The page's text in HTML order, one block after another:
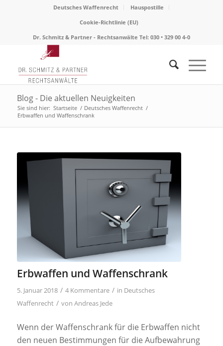
Deutsches Waffenrecht
Hauspostille
Cookie-Richtlinie (EU)
Dr. Schmitz & Partner - Rechtsanwälte Tel: 030 • 329 00 4-0
Blog - Die aktuellen Neuigkeiten
Sie sind hier: Startseite / Deutsches Waffenrecht /
Erbwaffen und Waffenschrank
Erbwaffen und Waffenschrank
5. Januar 2018 / 4 Kommentare / in Deutsches
Waffenrecht / von Andreas Jede
Wenn der Waffenschrank für die Erbwaffen nicht
den neuen Bestimmungen für die Aufbewahrung